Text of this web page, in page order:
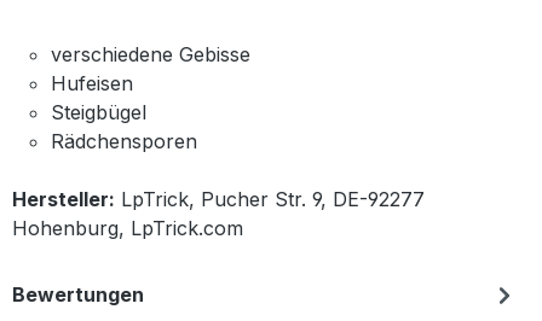
verschiedene Gebisse
Hufeisen
Steigbügel
Rädchensporen
Hersteller: LpTrick, Pucher Str. 9, DE-92277
Hohenburg, LpTrick.com
Bewertungen